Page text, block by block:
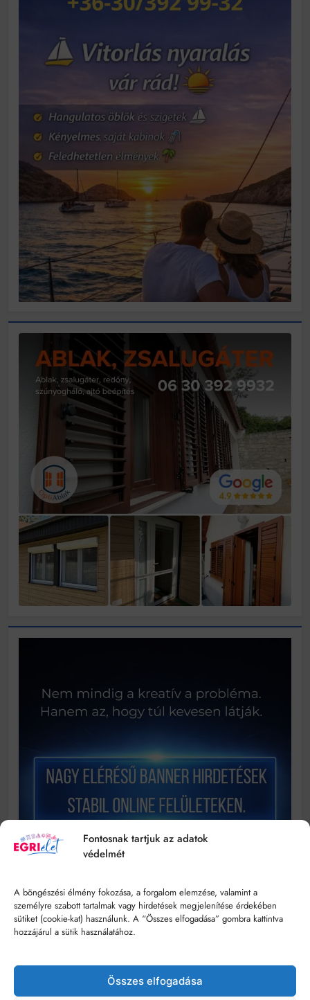
Fontosnak tartjuk az adatok
védelmét
A böngészési élmény fokozása, a forgalom elemzése, valamint a
személyre szabott tartalmak vagy hirdetések megjelenítése érdekében
sütiket (cookie-kat) használunk. A “Összes elfogadása” gombra kattintva
hozzájárul a sütik használatához.
Összes elfogadása